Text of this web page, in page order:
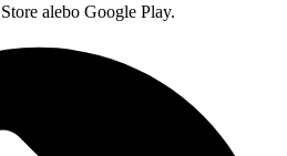
alebo Google Play.